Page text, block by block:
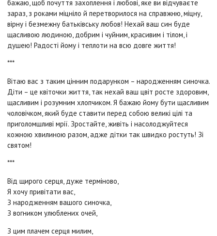
бажаю, щоб почуття захоплення і любові, яке ви відчуваєте
зараз, з роками міцніло й перетворилося на справжню, міцну,
вірну і безмежну батьківську любов! Нехай ваш син буде
щасливою людиною, добрим і чуйним, красивим і тілом, і
душею! Радості йому і теплоти на всю довге життя!
***
Вітаю вас з таким цінним подарунком – народженням синочка.
Діти – це квіточки життя, так нехай ваш цвіт росте здоровим,
щасливим і розумним хлопчиком. Я бажаю йому бути щасливим
чоловічком, який буде ставити перед собою великі цілі та
приголомшливі мрії. Зростайте, живіть і насолоджуйтеся
кожною хвилиною разом, адже дітки так швидко ростуть! Зі
святом!
***
Від щирого серця, дуже терміново,
Я хочу привітати вас,
З народженням вашого синочка,
З вогником улюблених очей,
З цим плачем серця милим,